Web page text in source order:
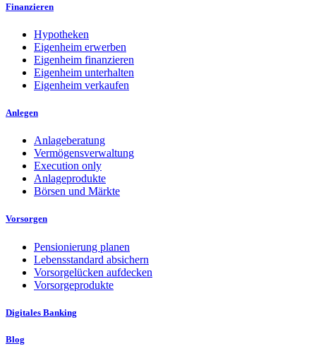
Finanzieren
Hypotheken
Eigenheim erwerben
Eigenheim finanzieren
Eigenheim unterhalten
Eigenheim verkaufen
Anlegen
Anlageberatung
Vermögensverwaltung
Execution only
Anlageprodukte
Börsen und Märkte
Vorsorgen
Pensionierung planen
Lebensstandard absichern
Vorsorgelücken aufdecken
Vorsorgeprodukte
Digitales Banking
Blog